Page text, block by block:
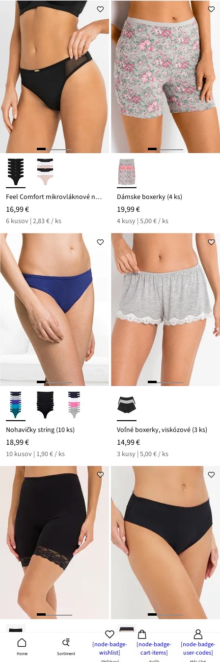
Home Sortiment
[node-badge-
wishlist]
[node-badge-
cart-items]
[node-badge-
user-codes]
Feel Comfort mikrovláknové nohavičky (6 ks)
16,99 €
6 kusov | 2,83 € / ks
Dámske boxerky (4 ks)
19,99 €
4 kusy | 5,00 € / ks
Nohavičky string (10 ks)
18,99 €
10 kusov | 1,90 € / ks
Voľné boxerky, viskózové (3 ks)
14,99 €
3 kusy | 5,00 € / ks